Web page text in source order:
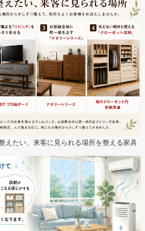
えたい、来客に見られる場所を整える家具